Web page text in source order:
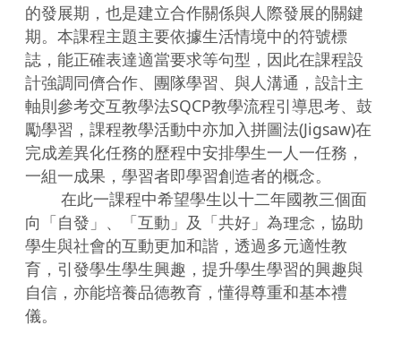
的發展期，也是建立合作關係與人際發展的關鍵
期。本課程主題主要依據生活情境中的符號標
誌，能正確表達適當要求等句型，因此在課程設
計強調同儕合作、團隊學習、與人溝通，設計主
軸則參考交互教學法SQCP教學流程引導思考、鼓
勵學習，課程教學活動中亦加入拼圖法(Jigsaw)在
完成差異化任務的歷程中安排學生一人一任務，
一組一成果，學習者即學習創造者的概念。
向「自發」、「互動」及「共好」為理念，協助
學生與社會的互動更加和諧，透過多元適性教
育，引發學生學生興趣，提升學生學習的興趣與
自信，亦能培養品德教育，懂得尊重和基本禮
儀。